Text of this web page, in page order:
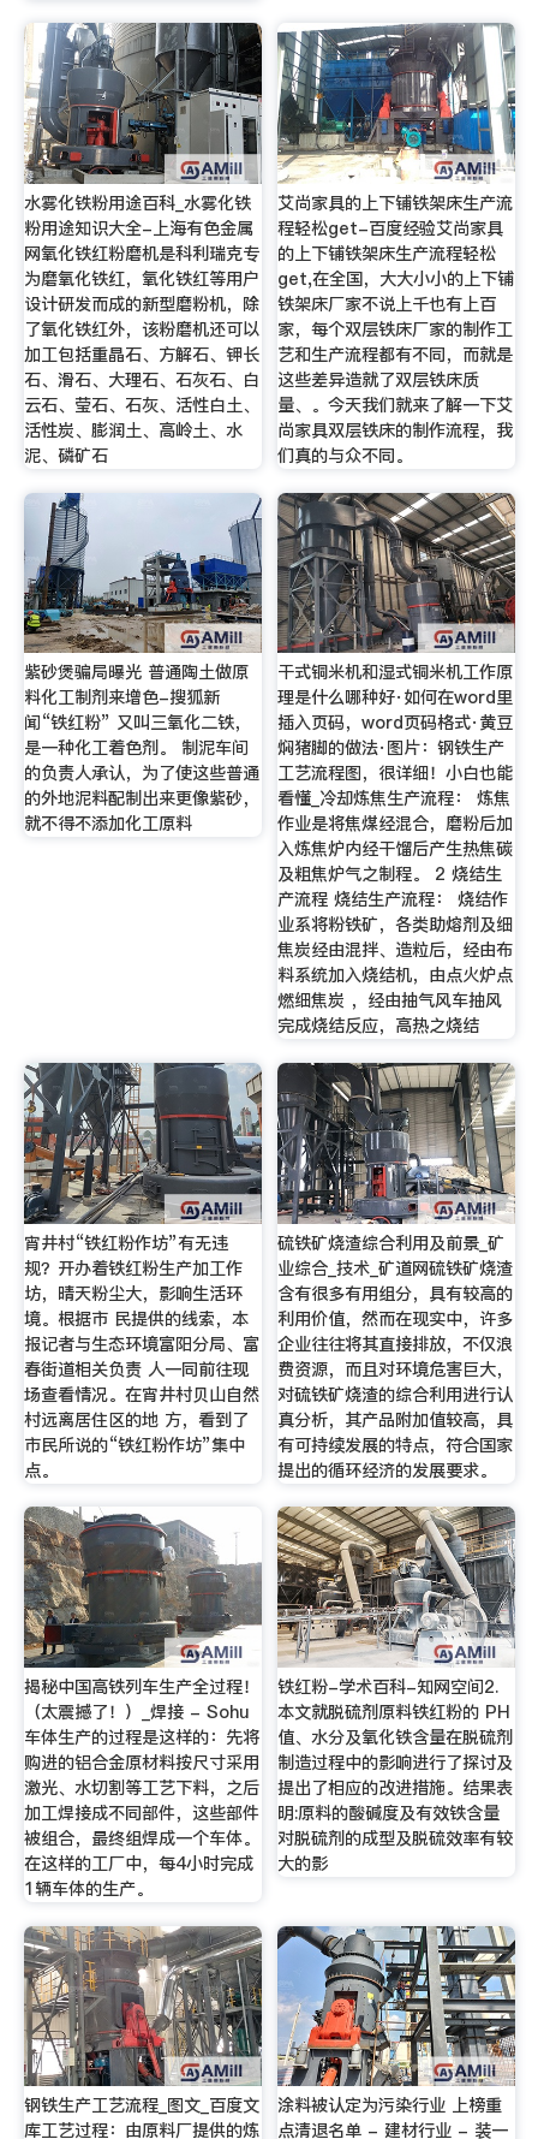
水雾化铁粉用途百科_水雾化铁
粉用途知识大全-上海有色金属
网氧化铁红粉磨机是科利瑞克专
为磨氧化铁红，氧化铁红等用户
设计研发而成的新型磨粉机，除
了氧化铁红外，该粉磨机还可以
加工包括重晶石、方解石、钾长
石、滑石、大理石、石灰石、白
云石、莹石、石灰、活性白土、
活性炭、膨润土、高岭土、水
泥、磷矿石
艾尚家具的上下铺铁架床生产流
程轻松get-百度经验艾尚家具
的上下铺铁架床生产流程轻松
get,在全国，大大小小的上下铺
铁架床厂家不说上千也有上百
家，每个双层铁床厂家的制作工
艺和生产流程都有不同，而就是
这些差异造就了双层铁床质
量、。今天我们就来了解一下艾
尚家具双层铁床的制作流程，我
们真的与众不同。
紫砂煲骗局曝光 普通陶土做原
料化工制剂来增色-搜狐新
闻“铁红粉” 又叫三氧化二铁，
是一种化工着色剂。 制泥车间
的负责人承认，为了使这些普通
的外地泥料配制出来更像紫砂，
就不得不添加化工原料
干式铜米机和湿式铜米机工作原
理是什么哪种好·如何在word里
插入页码，word页码格式·黄豆
焖猪脚的做法·图片：钢铁生产
工艺流程图，很详细！小白也能
看懂_冷却炼焦生产流程： 炼焦
作业是将焦煤经混合，磨粉后加
入炼焦炉内经干馏后产生热焦碳
及粗焦炉气之制程。 2 烧结生
产流程 烧结生产流程： 烧结作
业系将粉铁矿，各类助熔剂及细
焦炭经由混拌、造粒后，经由布
料系统加入烧结机，由点火炉点
燃细焦炭 ，经由抽气风车抽风
完成烧结反应，高热之烧结
宵井村“铁红粉作坊”有无违
规？开办着铁红粉生产加工作
坊，晴天粉尘大，影响生活环
境。根据市 民提供的线索，本
报记者与生态环境富阳分局、富
春街道相关负责 人一同前往现
场查看情况。在宵井村贝山自然
村远离居住区的地 方，看到了
市民所说的“铁红粉作坊”集中
点。
硫铁矿烧渣综合利用及前景_矿
业综合_技术_矿道网硫铁矿烧渣
含有很多有用组分，具有较高的
利用价值，然而在现实中，许多
企业往往将其直接排放，不仅浪
费资源，而且对环境危害巨大，
对硫铁矿烧渣的综合利用进行认
真分析，其产品附加值较高，具
有可持续发展的特点，符合国家
提出的循环经济的发展要求。
揭秘中国高铁列车生产全过程！
（太震撼了！）_焊接 - Sohu
车体生产的过程是这样的：先将
购进的铝合金原材料按尺寸采用
激光、水切割等工艺下料，之后
加工焊接成不同部件，这些部件
被组合，最终组焊成一个车体。
在这样的工厂中，每4小时完成
1辆车体的生产。
铁红粉-学术百科-知网空间2.
本文就脱硫剂原料铁红粉的 PH
值、水分及氧化铁含量在脱硫剂
制造过程中的影响进行了探讨及
提出了相应的改进措施。结果表
明:原料的酸碱度及有效铁含量
对脱硫剂的成型及脱硫效率有较
大的影
钢铁生产工艺流程_图文_百度文
库工艺过程：由原料厂提供的炼
涂料被认定为污染行业 上榜重
点清退名单 - 建材行业 - 装一